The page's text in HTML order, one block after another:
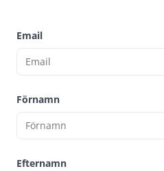
Email
Förnamn
Efternamn